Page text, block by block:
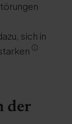
sich in
der